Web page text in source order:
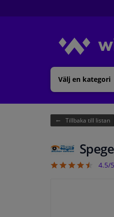
Välj en kategori
Tillbaka till listan
4.5
4.5/